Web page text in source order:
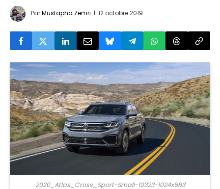
ParMustapha Zemri 12 octobre 2019
2020_Atlas_Cross_Sport-Small-10323-1024x683